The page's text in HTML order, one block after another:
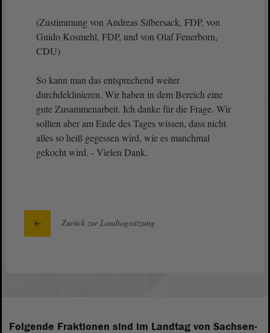
(Zustimmung von Andreas Silbersack, FDP, von
Guido Kosmehl, FDP, und von Olaf Feuerborn,
CDU)
So kann man das entsprechend weiter
durchdeklinieren. Wir haben in dem Bereich eine
gute Zusammenarbeit. Ich danke für die Frage. Wir
sollten aber am Ende des Tages wissen, dass nicht
alles so heiß gegessen wird, wie es manchmal
gekocht wird. - Vielen Dank.
Zurück zur Landtagssitzung
Folgende Fraktionen sind im Landtag von Sachsen-